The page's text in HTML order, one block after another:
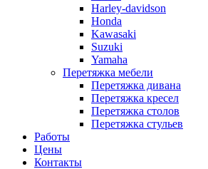
Harley-davidson
Honda
Kawasaki
Suzuki
Yamaha
Перетяжка мебели
Перетяжка дивана
Перетяжка кресел
Перетяжка столов
Перетяжка стульев
Работы
Цены
Контакты